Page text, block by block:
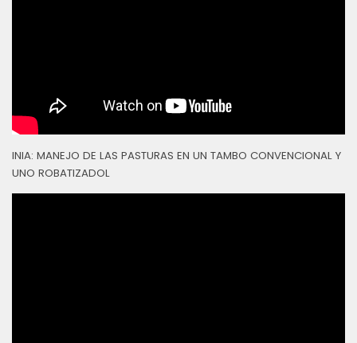
INIA: MANEJO DE LAS PASTURAS EN UN TAMBO CONVENCIONAL Y
UNO ROBATIZADOL